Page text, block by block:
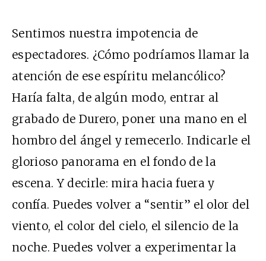
Sentimos nuestra impotencia de
espectadores. ¿Cómo podríamos llamar la
atención de ese espíritu melancólico?
Haría falta, de algún modo, entrar al
grabado de Durero, poner una mano en el
hombro del ángel y remecerlo. Indicarle el
glorioso panorama en el fondo de la
escena. Y decirle: mira hacia fuera y
confía. Puedes volver a “sentir” el olor del
viento, el color del cielo, el silencio de la
noche. Puedes volver a experimentar la